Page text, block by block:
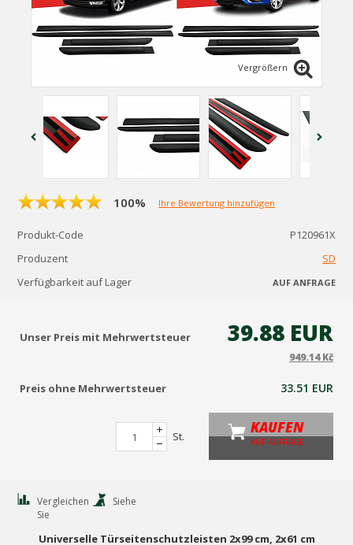
Vergrößern
100% Ihre Bewertung hinzufügen
Produkt-Code
P120961X
Produzent
SD
Verfügbarkeit auf Lager
AUF ANFRAGE
Unser Preis mit Mehrwertsteuer 39.88 EUR
949.14 Kč
Preis ohne Mehrwertsteuer 33.51 EUR
St. KAUFEN
AUF ANFRAGE
Vergleichen
Sie
Siehe
Universelle Türseitenschutzleisten 2x99 cm, 2x61 cm